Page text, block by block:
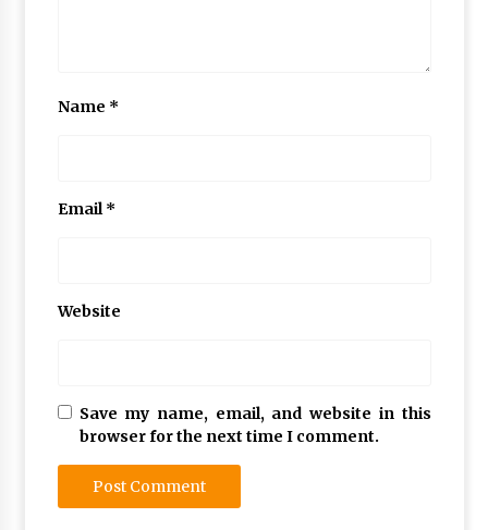
Name *
Email*
Website
Save my name, email, and website in this
browser for the next time I comment.